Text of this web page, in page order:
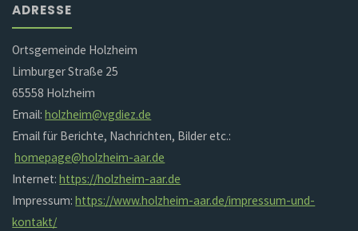
ADRESSE
Ortsgemeinde Holzheim
Limburger Straße 25
65558 Holzheim
Email:holzheim@vgdiez.de
Email für Berichte, Nachrichten, Bilder etc.:
homepage@holzheim-aar.de
Internet:https://holzheim-aar.de
Impressum:https://www.holzheim-aar.de/impressum-und-
kontakt/